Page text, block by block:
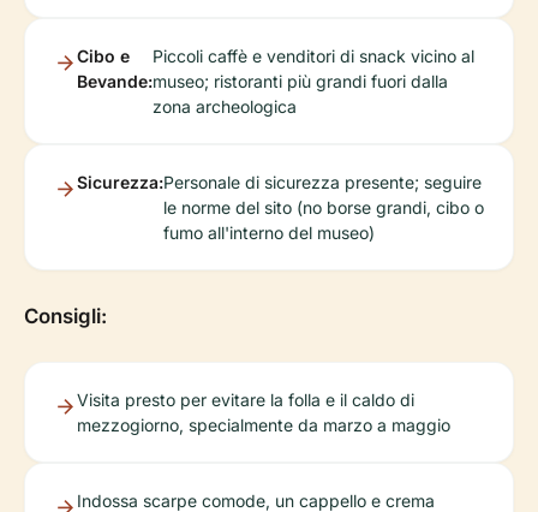
Cibo e
Bevande:
Piccoli caffè e venditori di snack vicino al
museo; ristoranti più grandi fuori dalla
zona archeologica
Sicurezza:Personale di sicurezza presente; seguire
le norme del sito (no borse grandi, cibo o
fumo all'interno del museo)
Consigli:
Visita presto per evitare la folla e il caldo di
mezzogiorno, specialmente da marzo a maggio
Indossa scarpe comode, un cappello e crema